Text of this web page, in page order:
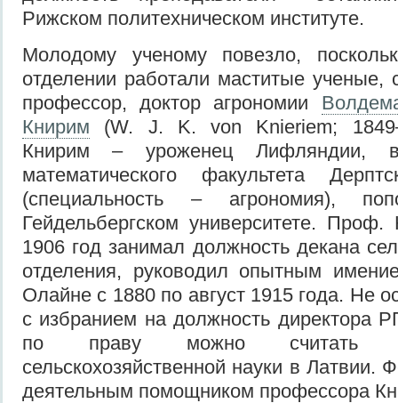
Рижском политехническом институте.
Молодому ученому повезло,
отделении работали маститые
профессор, доктор агрономии
Книрим (W. J. K. von Knieriem;
Книрим – уроженец Лифляндии,
математического факультета
(специальность – агрономия),
Гейдельбергском университете.
1906 год занимал должность декана
отделения, руководил опытным
Олайне с 1880 по август 1915 года. Не
с избранием на должность директора
по праву можно считать
сельскохозяйственной науки в Латвии.
деятельным помощником профессора